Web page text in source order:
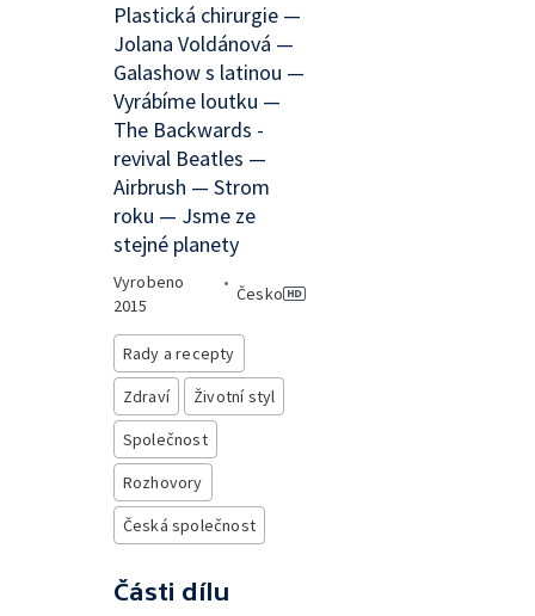
Plastická chirurgie —
Jolana Voldánová —
Galashow s latinou —
Vyrábíme loutku —
The Backwards -
revival Beatles —
Airbrush — Strom
roku — Jsme ze
stejné planety
Vyrobeno
2015
•
Česko
Rady a recepty
Zdraví
Životní styl
Společnost
Rozhovory
Česká společnost
Části dílu